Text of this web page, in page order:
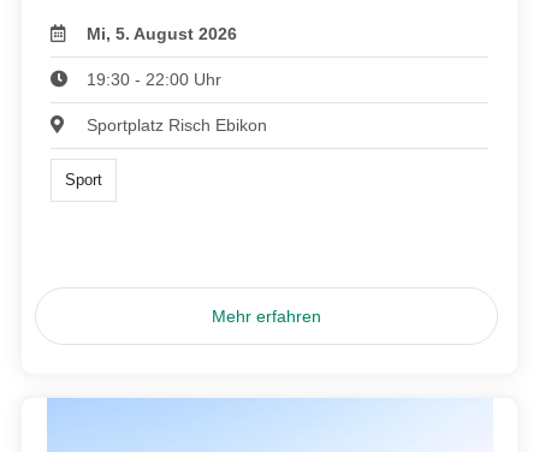
Mi, 5. August 2026
19:30 - 22:00 Uhr
Sportplatz Risch Ebikon
Sport
Mehr erfahren